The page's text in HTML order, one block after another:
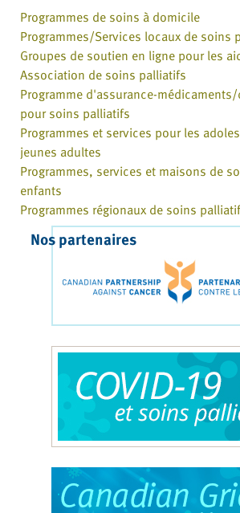
Programmes de soins à domicile
Programmes/Services locaux de soins
Groupes de soutien en ligne pour les
Association de soins palliatifs
Programme d'assurance-
pour soins palliatifs
Programmes et services pour les
jeunes adultes
Programmes, services et maisons de
enfants
Programmes régionaux de soins
Nos partenaires